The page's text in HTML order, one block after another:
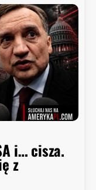
n
a
t
u
d
a
i… cisza.
z